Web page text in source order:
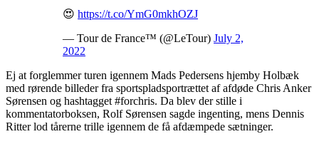
😍 https://t.co/YmG0mkhOZJ
— Tour de France™ (@LeTour) July 2,
2022
Ej at forglemmer turen igennem Mads Pedersens hjemby Holbæk
med rørende billeder fra sportspladsportrættet af afdøde Chris Anker
Sørensen og hashtagget #forchris. Da blev der stille i
kommentatorboksen, Rolf Sørensen sagde ingenting, mens Dennis
Ritter lod tårerne trille igennem de få afdæmpede sætninger.